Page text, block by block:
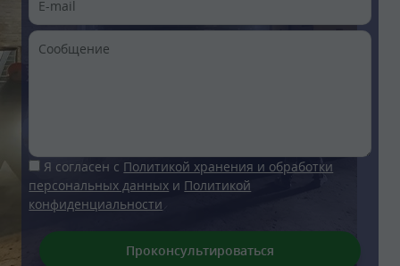
Я согласен с Политикой хранения и обработки
персональных данных и Политикой
конфиденциальности